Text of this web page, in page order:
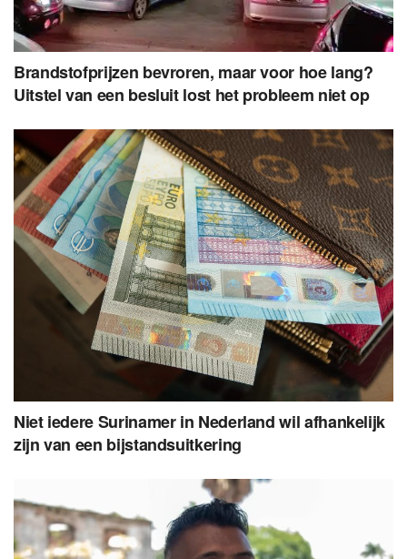
Brandstofprijzen bevroren, maar voor hoe lang?
Uitstel van een besluit lost het probleem niet op
Niet iedere Surinamer in Nederland wil afhankelijk
zijn van een bijstandsuitkering